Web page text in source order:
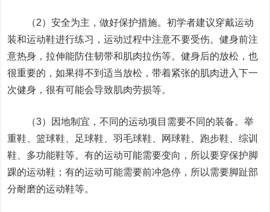
（2）安全为主，做好保护措施。初学者建议穿戴运动
装和运动鞋进行练习，运动过程中注意不要受伤。健身前注
意热身，拉伸能防住韧带和肌肉拉伤等。健身后的放松，也
很重要的，如果得不到适当放松，带着紧张的肌肉进入下一
次健身，很有可能会导致肌肉劳损等。
（3） 因地制宜，不同的运动项目需要不同的装备。举
重鞋、篮球鞋、足球鞋、羽毛球鞋、网球鞋、跑步鞋、综训
鞋、多功能鞋等。有的运动可能需要变向，所以要穿保护脚
踝的运动鞋；有的运动可能需要前冲急停，所以需要脚趾部
分耐磨的运动鞋等。